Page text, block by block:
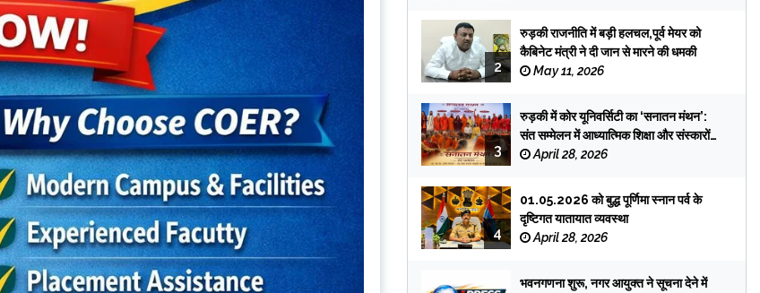
2
रुड़की राजनीति में बड़ी हलचल,पूर्व मेयर को
कैबिनेट मंत्री ने दी जान से मारने की धमकी
May 11, 2026
3
रुड़की में कोर यूनिवर्सिटी का ‘सनातन मंथन’:
संत सम्मेलन में आध्यात्मिक शिक्षा और संस्कारों
पर जोर
April 28, 2026
4
01.05.2026 को बुद्ध पूर्णिमा स्नान पर्व के
दृष्टिगत यातायात व्यवस्था
April 28, 2026
भवनगणना शुरू, नगर आयुक्त ने सूचना देने में